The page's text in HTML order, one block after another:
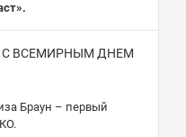
С ВСЕМИРНЫМ ДНЕМ
Браун – первый